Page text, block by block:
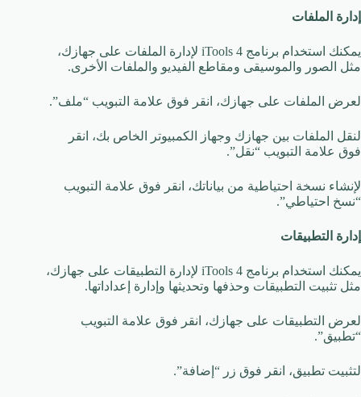
إدارة الملفات
يمكنك استخدام برنامج iTools 4 لإدارة الملفات على جهازك،
مثل الصور والموسيقى ومقاطع الفيديو والملفات الأخرى.
لعرض الملفات على جهازك، انقر فوق علامة التبويب “ملف”.
لنقل الملفات بين جهازك وجهاز الكمبيوتر الخاص بك، انقر
فوق علامة التبويب “نقل”.
لإنشاء نسخة احتياطية من بياناتك، انقر فوق علامة التبويب
“نسخ احتياطي”.
إدارة التطبيقات
يمكنك استخدام برنامج iTools 4 لإدارة التطبيقات على جهازك،
مثل تثبيت التطبيقات وحذفها وتحديثها وإدارة إعداداتها.
لعرض التطبيقات على جهازك، انقر فوق علامة التبويب
“تطبيق”.
لتثبيت تطبيق، انقر فوق زر “إضافة”.